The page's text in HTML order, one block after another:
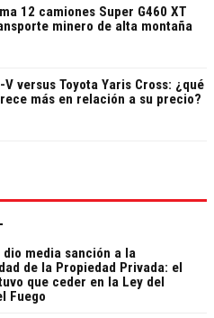
12 camiones Super G460 XT
minero de alta montaña
V versus Toyota Yaris Cross: ¿qué
más en relación a su precio?
dio media sanción a la
de la Propiedad Privada: el
que ceder en la Ley del
Fuego